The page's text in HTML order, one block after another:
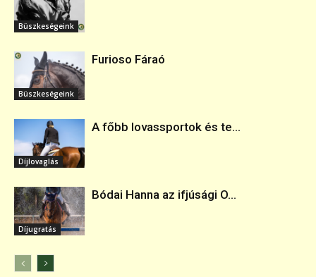
Büszkeségeink
Büszkeségeink
Furioso Fáraó
Díjlovaglás
A főbb lovassportok és te...
Díjugratás
Bódai Hanna az ifjúsági O...